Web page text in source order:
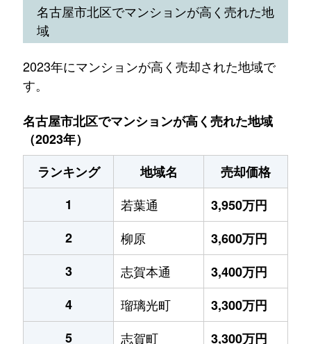
名古屋市北区でマンションが高く売れた地
域
2023年にマンションが高く売却された地域で
す。
名古屋市北区でマンションが高く売れた地域
（2023年）
ランキング
地域名
売却価格
1
若葉通
3,950万円
2
柳原
3,600万円
3
志賀本通
3,400万円
4
瑠璃光町
3,300万円
5
志賀町
3,300万円